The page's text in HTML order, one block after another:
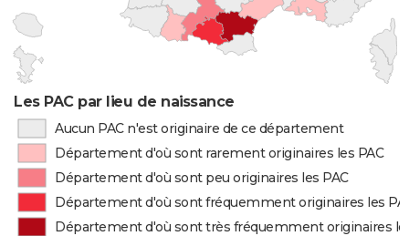
Les PAC par lieu de naissance
Aucun PAC n'est originaire de ce département
Département d'où sont rarement originaires les PAC
Département d'où sont peu originaires les PAC
Département d'où sont fréquemment originaires les
Département d'où sont très fréquemment originaires